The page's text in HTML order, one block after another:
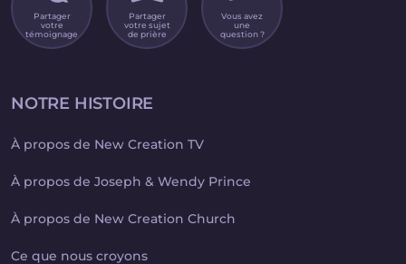
Partager
votre
témoignage
Partager
votre sujet
de prière
Vous avez
une
question ?
NOTRE HISTOIRE
À propos de New Creation TV
À propos de Joseph & Wendy Prince
À propos de New Creation Church
Ce que nous croyons